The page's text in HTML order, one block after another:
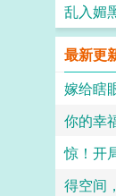
乱入媚
最新更
嫁给瞎
你的幸
惊！开
得空间